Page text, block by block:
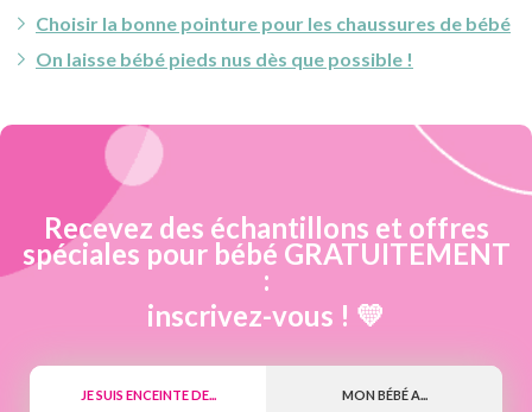
Choisir la bonne pointure pour les chaussures de bébé
On laisse bébé pieds nus dès que possible !
Recevez des échantillons et offres
spéciales pour bébé GRATUITEMENT
:
inscrivez-vous ! 💛
JE SUIS ENCEINTE DE... MON BÉBÉ A...